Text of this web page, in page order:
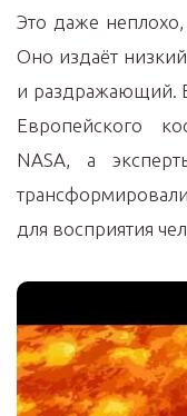
Это даже
Оно издаёт
и раздражающий.
Европейского
NASА, а
для восприятия